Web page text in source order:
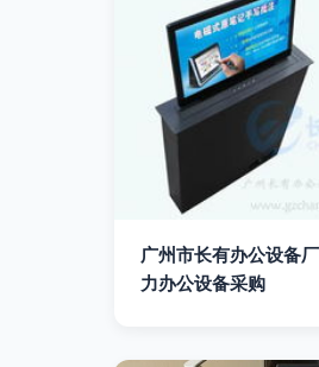
广州市长有办公设备
力办公设备采购